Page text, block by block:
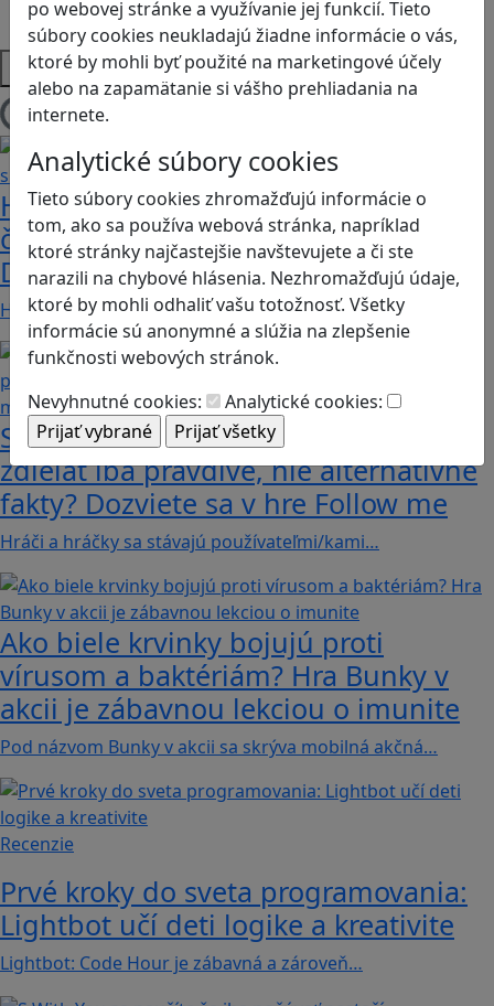
po webovej stránke a využívanie jej funkcií. Tieto
súbory cookies neukladajú žiadne informácie o vás,
ktoré by mohli byť použité na marketingové účely
alebo na zapamätanie si vášho prehliadania na
internete.
Analytické súbory cookies
Tieto súbory cookies zhromažďujú informácie o
tom, ako sa používa webová stránka, napríklad
ktoré stránky najčastejšie navštevujete a či ste
narazili na chybové hlásenia. Nezhromažďujú údaje,
ktoré by mohli odhaliť vašu totožnosť. Všetky
informácie sú anonymné a slúžia na zlepšenie
funkčnosti webových stránok.
Nevyhnutné cookies:
Analytické cookies:
Zdravie a pohyb
Platformy
Načítam blogy
Heritage Quest AR: Vráťte sa do
časov, keď Rímska ríša siahala až po
Dunaj
Heritage Quest AR je mobilná hra, ktorá ponúka…
Stanete sa influencerom, keď budete
zdieľať iba pravdivé, nie alternatívne
fakty? Dozviete sa v hre Follow me
Hráči a hráčky sa stávajú používateľmi/kami…
Ako biele krvinky bojujú proti
vírusom a baktériám? Hra Bunky v
akcii je zábavnou lekciou o imunite
Pod názvom Bunky v akcii sa skrýva mobilná akčná…
Recenzie
Prvé kroky do sveta programovania:
Lightbot učí deti logike a kreativite
Lightbot: Code Hour je zábavná a zároveň…